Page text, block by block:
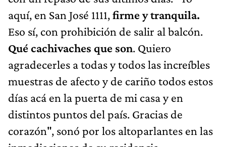
aquí, en San José 1111,firme y tranquila.
Eso sí, con prohibición de salir al balcón.
Qué cachivaches que son. Quiero
agradecerles a todas y todos las increíbles
muestras de afecto y de cariño todos estos
días acá en la puerta de mi casa y en
distintos puntos del país. Gracias de
corazón", sonó por los altoparlantes en las